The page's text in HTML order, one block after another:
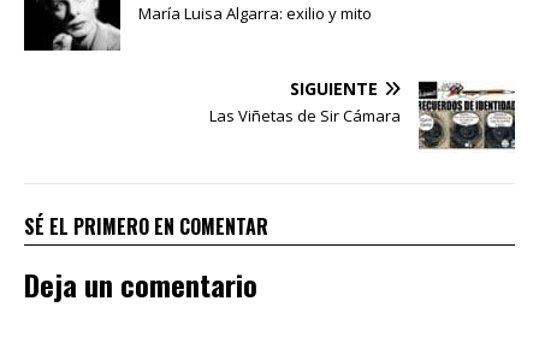
María Luisa Algarra: exilio y mito
SIGUIENTE
Las Viñetas de Sir Cámara
SÉ EL PRIMERO EN COMENTAR
Deja un comentario